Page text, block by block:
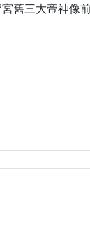
舊三大帝神像前